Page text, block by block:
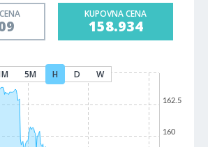
KUPOVNA CENA
158.934
5M H D W
160
162.5